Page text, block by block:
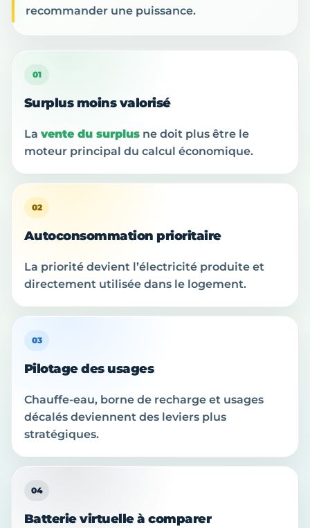
recommander une puissance.
01
Surplus moins valorisé
La vente du surplus ne doit plus être le
moteur principal du calcul économique.
02
Autoconsommation prioritaire
La priorité devient l’électricité produite et
directement utilisée dans le logement.
03
Pilotage des usages
Chauffe-eau, borne de recharge et usages
décalés deviennent des leviers plus
stratégiques.
04
Batterie virtuelle à comparer